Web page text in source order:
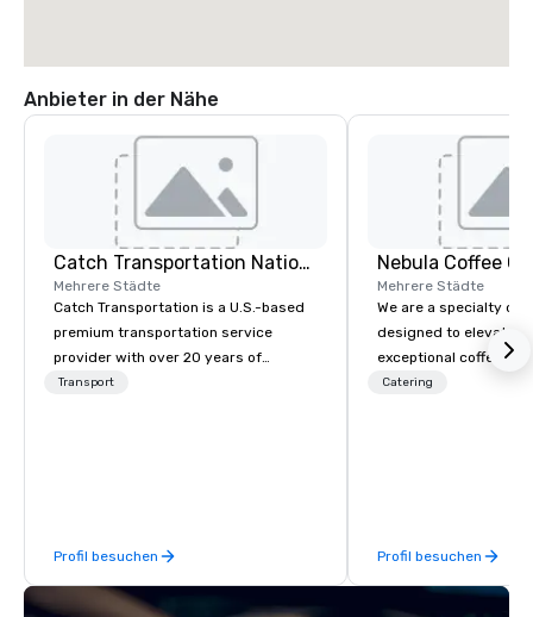
Anbieter in der Nähe
Catch Transportation Nationwide
Mehrere Städte
Catch Transportation is a U.S.-based
premium transportation service
provider with over 20 years of
experience. We offer a wide range of
fleet, nationwide service, and use of
modern technology like GPS tracking
to deliver reliable, comfortable travel
Transport
Profil besuchen
Nebula Coffee
Mehrere Städte
We are a specialty
designed to elevate
exceptional coffee
guest experiences.
a polished, engaging
enhances your
Catering
Profil besuchen